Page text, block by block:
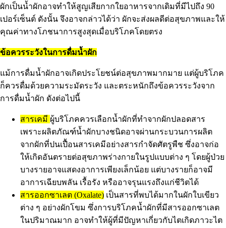
ผักเป็นน้ำผักอาจทำให้สูญเสียกากใยอาหารจากเดิมที่มีไปถึง 90
เปอร์เซ็นต์ ดังนั้น จึงอาจกล่าวได้ว่า ผักจะส่งผลดีต่อสุขภาพและให้
คุณค่าทางโภชนาการสูงสุดเมื่อบริโภคโดยตรง
ข้อควรระวังในการดื่มน้ำผัก
แม้การดื่มน้ำผักอาจเกิดประโยชน์ต่อสุขภาพมากมาย แต่ผู้บริโภค
ก็ควรดื่มด้วยความระมัดระวัง และตระหนักถึงข้อควรระวังจาก
การดื่มน้ำผัก ดังต่อไปนี้
สารเคมี ผู้บริโภคควรเลือกน้ำผักที่ทำจากผักปลอดสาร
เพราะผลิตภัณฑ์น้ำผักบางชนิดอาจผ่านกระบวนการผลิต
จากผักที่ปนเปื้อนสารเคมีอย่างสารกำจัดศัตรูพืช ซึ่งอาจก่อ
ให้เกิดอันตรายต่อสุขภาพร่างกายในรูปแบบต่าง ๆ โดยผู้ป่วย
บางรายอาจแสดงอาการเพียงเล็กน้อย แต่บางรายก็อาจมี
อาการเฉียบพลัน เรื้อรัง หรืออาจรุนแรงถึงแก่ชีวิตได้
สารออกซาเลต (Oxalate) เป็นสารที่พบได้มากในผักใบเขียว
ต่าง ๆ อย่างผักโขม ซึ่งการบริโภคน้ำผักที่มีสารออกซาเลต
ในปริมาณมาก อาจทำให้ผู้ที่มีปัญหาเกี่ยวกับไตเกิดภาวะไต